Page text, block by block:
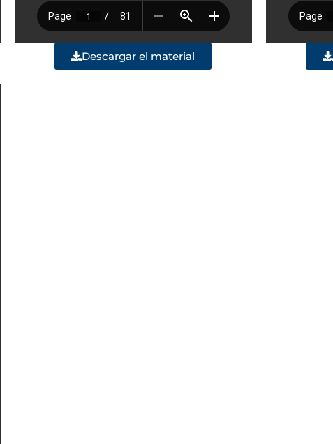
Descargar el material